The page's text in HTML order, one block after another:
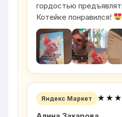
гордостью
Котейке понравился!
Яндекс Маркет